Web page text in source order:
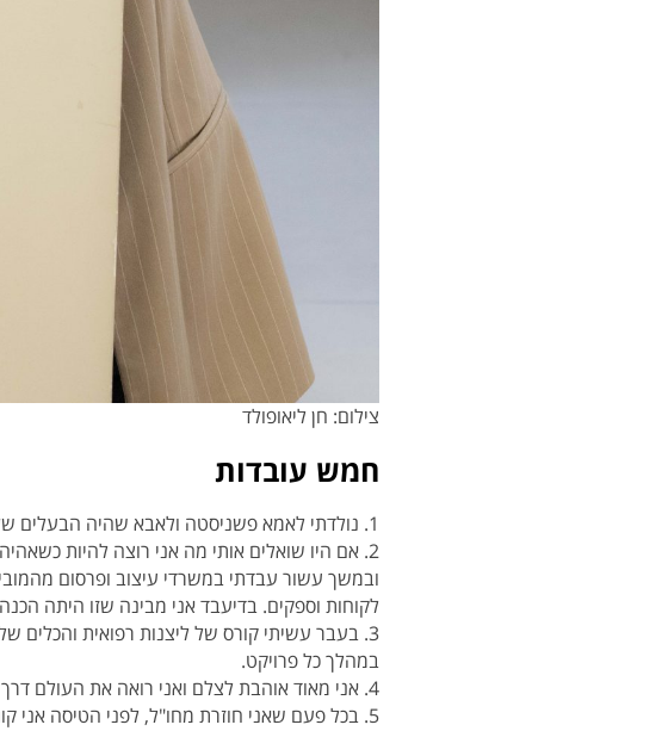
צילום: חן ליאופולד
חמש עובדות
1. נולדתי לאמא פשניסטה ולאבא שהיה הבעלים של מותג אופנה. אם אהבה לצבע וסטייל עוברים בירושה, אז בטוח ירשתי זאת מהוריי ז"ל.
2. אם היו שואלים אותי מה אני רוצה להיות
ובמשך עשור עבדתי במשרדי עיצוב ופרסום
לקוחות וספקים. בדיעבד אני מבינה שזו היתה
3. בעבר עשיתי קורס של ליצנות רפואית והכלים
במהלך כל פרויקט.
4. אני מאוד אוהבת לצלם ואני רואה את העולם דרך פריימים וקומפוזיציות.
5. בכל פעם שאני חוזרת מחו"ל, לפני הטיסה אני קונה מגזינים של עיצוב בכסף המזומן שנשאר לי.